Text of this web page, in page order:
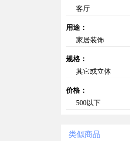
客厅
用途：
家居装饰
规格：
其它或立体
价格：
500以下
类似商品